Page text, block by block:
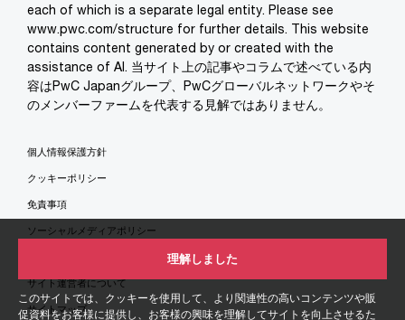
このサイトでは、クッキーを使用して、より関連性の高いコンテンツや販
促資料をお客様に提供し、お客様の興味を理解してサイトを向上させるた
理解しました
each of which is a separate legal entity. Please see
www.pwc.com/structure for further details. This website
contains content generated by or created with the
assistance of AI. 当サイト上の記事やコラムで述べている内
容はPwC Japanグループ、PwCグローバルネットワークやそ
のメンバーファームを代表する見解ではありません。
個人情報保護方針
クッキーポリシー
免責事項
ソーシャルメディアポリシー
サイト運営者について
サイトマップ